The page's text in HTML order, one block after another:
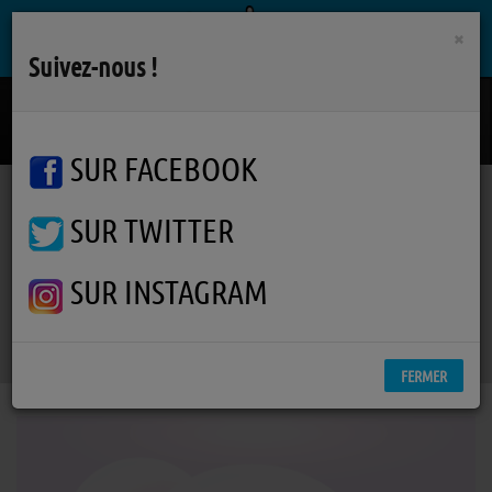
Podcasts La Pockythèque
La Pockythèque - Un petit
boulot
×
Suivez-nous !
SUR FACEBOOK
SUR TWITTER
SUR INSTAGRAM
FERMER